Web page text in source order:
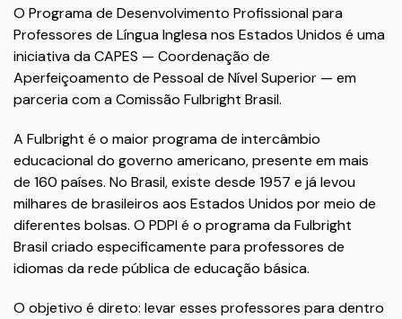
O Programa de Desenvolvimento Profissional para
Professores de Língua Inglesa nos Estados Unidos é uma
iniciativa da CAPES — Coordenação de
Aperfeiçoamento de Pessoal de Nível Superior — em
parceria com a Comissão Fulbright Brasil.
A Fulbright é o maior programa de intercâmbio
educacional do governo americano, presente em mais
de 160 países. No Brasil, existe desde 1957 e já levou
milhares de brasileiros aos Estados Unidos por meio de
diferentes bolsas. O PDPI é o programa da Fulbright
Brasil criado especificamente para professores de
idiomas da rede pública de educação básica.
O objetivo é direto: levar esses professores para dentro